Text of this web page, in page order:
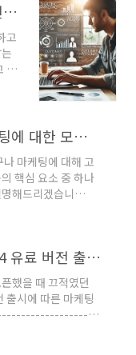
고
구매자 마음을 사로잡는 마케팅 전략 세우기
고
합
입
사업 성공을 위한 필수 조건: 마케팅에 대한 모든 것
마케팅에 대해 고
핵심 요소 중 하나
해드리겠습니
매를 촉진하는 활
홍보 활동을 넘어서
통해 기업은 시장
활동:시장 조사제
럼 마케팅은 브랜
디지털 상품의 마케팅 전략: GPT 4 유료 버전 출시 전, GPT 3.5 마케팅 효과
했을 때 끄적였던
출시에 따른 마케팅
떠들썩 하게 하며